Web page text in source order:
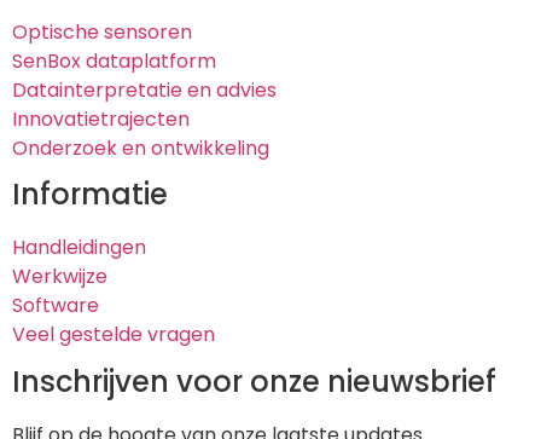
Optische sensoren
SenBox dataplatform
Datainterpretatie en advies
Innovatietrajecten
Onderzoek en ontwikkeling
Informatie
Handleidingen
Werkwijze
Software
Veel gestelde vragen
Inschrijven voor onze nieuwsbrief